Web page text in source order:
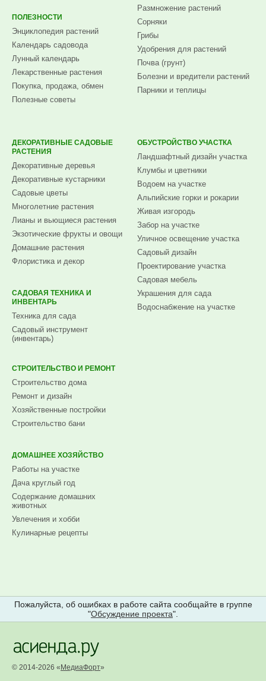
ПОЛЕЗНОСТИ
Энциклопедия растений
Календарь садовода
Лунный календарь
Лекарственные растения
Покупка, продажа, обмен
Полезные советы
Размножение растений
Сорняки
Грибы
Удобрения для растений
Почва (грунт)
Болезни и вредители растений
Парники и теплицы
ДЕКОРАТИВНЫЕ САДОВЫЕ
РАСТЕНИЯ
Декоративные деревья
Декоративные кустарники
Садовые цветы
Многолетние растения
Лианы и вьющиеся растения
Экзотические фрукты и овощи
Домашние растения
Флористика и декор
САДОВАЯ ТЕХНИКА И
ИНВЕНТАРЬ
Техника для сада
Садовый инструмент
(инвентарь)
ОБУСТРОЙСТВО УЧАСТКА
Ландшафтный дизайн участка
Клумбы и цветники
Водоем на участке
Альпийские горки и рокарии
Живая изгородь
Забор на участке
Уличное освещение участка
Садовый дизайн
Проектирование участка
Садовая мебель
Украшения для сада
Водоснабжение на участке
СТРОИТЕЛЬСТВО И РЕМОНТ
Строительство дома
Ремонт и дизайн
Хозяйственные постройки
Строительство бани
ДОМАШНЕЕ ХОЗЯЙСТВО
Работы на участке
Дача круглый год
Содержание домашних
животных
Увлечения и хобби
Кулинарные рецепты
Пожалуйста, об ошибках в работе сайта сообщайте в группе
"Обсуждение проекта".
© 2014-2026 « МедиаФорт»